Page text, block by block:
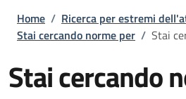
Briciole di pane
Home / Ricerca per estremi
Stai cercando norme per / Stai
Stai cercando